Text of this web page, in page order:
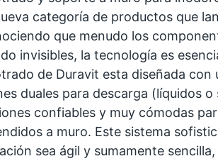
categoría de productos que
que menudo los
invisibles, la tecnología es
de Duravit esta diseñada con
duales para descarga (líquidos
confiables y muy cómodas
a muro. Este sistema
sea ágil y sumamente